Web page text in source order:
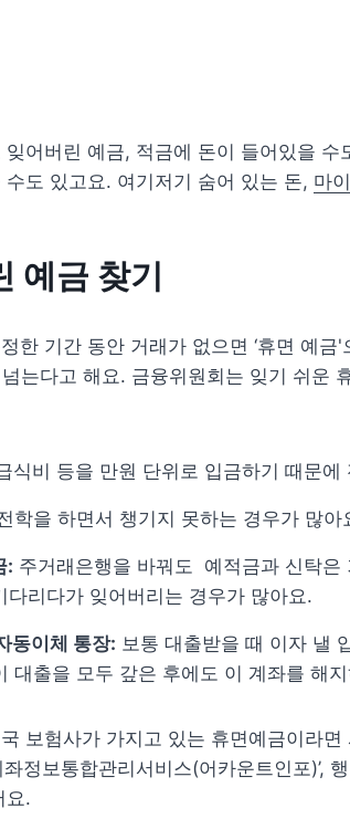
잊어버린 예금, 적금에 돈이 들어있을
수도 있고요. 여기저기 숨어 있는 돈, 마
예금 찾기
한 기간 동안 거래가 없으면 ‘휴면 예
는다고 해요. 금융위원회는 잊기 쉬운
식비 등을 만원 단위로 입금하기 때문
학을 하면서 챙기지 못하는 경우가 많아
: 주거래은행을 바꿔도  예적금과 신탁
다리다가 잊어버리는 경우가 많아요.
동이체 통장: 보통 대출받을 때 이자 낼
대출을 모두 갚은 후에도 이 계좌를 해
보험사가 가지고 있는 휴면예금이라면
좌정보통합관리서비스(어카운트인포)’,
요.